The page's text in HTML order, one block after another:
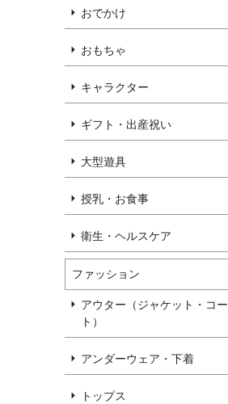
おでかけ
おもちゃ
キャラクター
ギフト・出産祝い
大型遊具
授乳・お食事
衛生・ヘルスケア
ファッション
アウター（ジャケット・コー
ト）
アンダーウェア・下着
トップス